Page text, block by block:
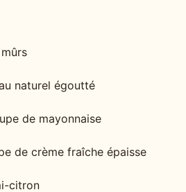
naturel égoutté
de mayonnaise
de crème fraîche épaisse
citron